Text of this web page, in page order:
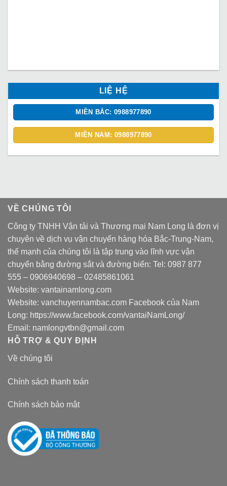
LIỆ HỆ
MIỀN BẮC: 0988977890
MIỀN NAM: 0988977890
VỀ CHÚNG TÔI
Công ty TNHH Vận tải và Thương mại Nam Long là đơn vị
chuyên về dịch vụ vận chuyển hàng hóa Bắc-Trung-Nam,
thế mạnh của chúng tôi là tập trung vào lĩnh vực vận
chuyển bằng đường sắt và đường biển: Tel: 0987 877
555 – 0906940698 – 02485861061
Website: vantainamlong.com
Website: vanchuyennambac.com Facebook của Nam
Long: https://www.facebook.com/vantaiNamLong/
Email: namlongvtbn@gmail.com
HỖ TRỢ & QUY ĐỊNH
Về chúng tôi
Chính sách thanh toán
Chính sách bảo mật